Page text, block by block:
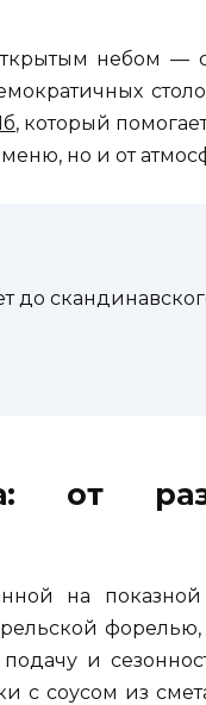
небом —
, который
но и от
до
от
на
и
соусом из